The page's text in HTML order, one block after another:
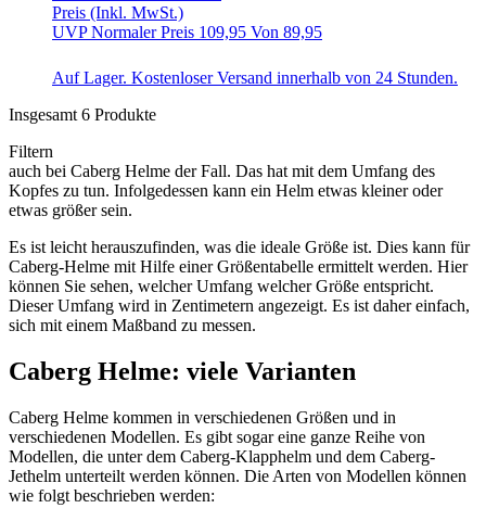
Preis (Inkl. MwSt.)
UVPNormaler Preis 109,95 Von 89,95
Auf Lager. Kostenloser Versand innerhalb von 24 Stunden.
Insgesamt 6 Produkte
Filtern
auch bei Caberg Helme der Fall. Das hat mit dem Umfang des
Kopfes zu tun. Infolgedessen kann ein Helm etwas kleiner oder
etwas größer sein.
Es ist leicht herauszufinden, was die ideale Größe ist. Dies kann für
Caberg-Helme mit Hilfe einer Größentabelle ermittelt werden. Hier
können Sie sehen, welcher Umfang welcher Größe entspricht.
Dieser Umfang wird in Zentimetern angezeigt. Es ist daher einfach,
sich mit einem Maßband zu messen.
Caberg Helme: viele Varianten
Caberg Helme kommen in verschiedenen Größen und in
verschiedenen Modellen. Es gibt sogar eine ganze Reihe von
Modellen, die unter dem Caberg-Klapphelm und dem Caberg-
Jethelm unterteilt werden können. Die Arten von Modellen können
wie folgt beschrieben werden: